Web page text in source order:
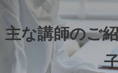
主な講師のご